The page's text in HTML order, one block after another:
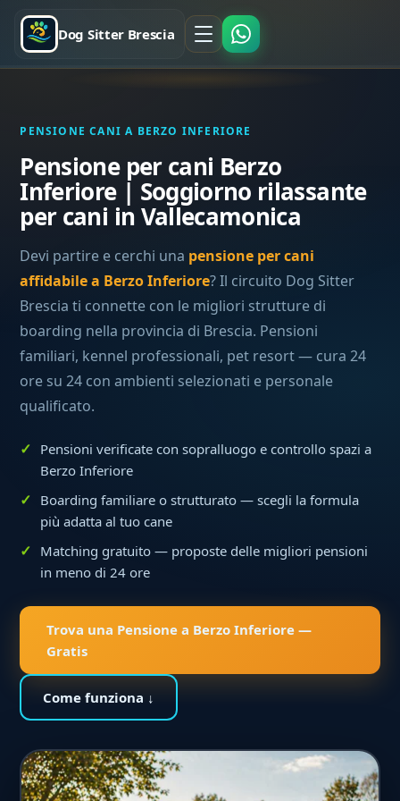
Dog Sitter Brescia
PENSIONE CANI A BERZO INFERIORE
Pensione per cani Berzo
Inferiore | Soggiorno rilassante
per cani in Vallecamonica
Devi partire e cerchi una pensione per cani
affidabile a Berzo Inferiore? Il circuito Dog Sitter
Brescia ti connette con le migliori strutture di
boarding nella provincia di Brescia. Pensioni
familiari, kennel professionali, pet resort — cura 24
ore su 24 con ambienti selezionati e personale
qualificato.
Pensioni verificate con sopralluogo e controllo spazi a
Berzo Inferiore
Boarding familiare o strutturato — scegli la formula
più adatta al tuo cane
Matching gratuito — proposte delle migliori pensioni
in meno di 24 ore
Trova una Pensione a Berzo Inferiore —
Gratis
Come funziona ↓